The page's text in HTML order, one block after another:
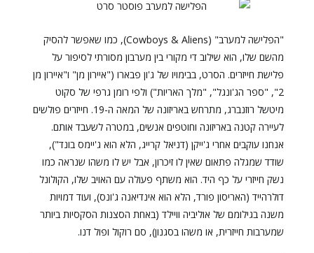
"הפלישה למערב" (Cowboys & Aliens), כמו שאפשר להסיק
מהשם שלו, הוא שילוב די מקורי בין מערבון מסורתי לסיפור על
פלישת חייזרים. הסרט, בבימויו של ג'ון פבארו ("איירון מן" ו"איירון מן
2", "ספר הג'ונגל", "מלך האריות") ולפי רומן גרפי של סקוט
מיטשל רוזנברג, מתרחש באריזונה של המאה ה-19. חייזרים פולשים
לעיירה קטנה באריזונה וחוטפים אנשים, במטרה לשעבד אותם.
אנחנו עוקבים אחרי ג'ייקן (דניאל קרייג, הלא הוא ג'יימס בונד"),
שודד שמגלה פתאום שאין לו זיכרון, אבל יש לו משהו שנראה כמו
נשק חייזרי על כף היד. הוא משתף פעולה עם האויב שלו, הקולונל
דולרהייד (האריסון פורד, הלא הוא אינדיאנה ג'ונס), ועוד דמויות
משנה בגילומם של אוליביה וויילד (באחת הסצנות הסקסיות ביותר
שמערבות חייזרית, או משהו בסגנון), סם רוקול ופול דנו.